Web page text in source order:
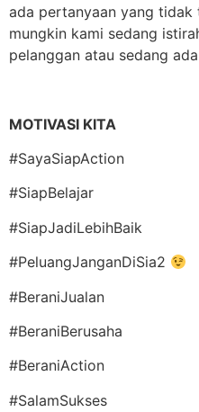
ada pertanyaan yang tidak
mungkin kami sedang
pelanggan atau sedang
MOTIVASI KITA
#SayaSiapAction
#SiapBelajar
#SiapJadiLebihBaik
#PeluangJanganDiSia2
#BeraniJualan
#BeraniBerusaha
#BeraniAction
#SalamSukses